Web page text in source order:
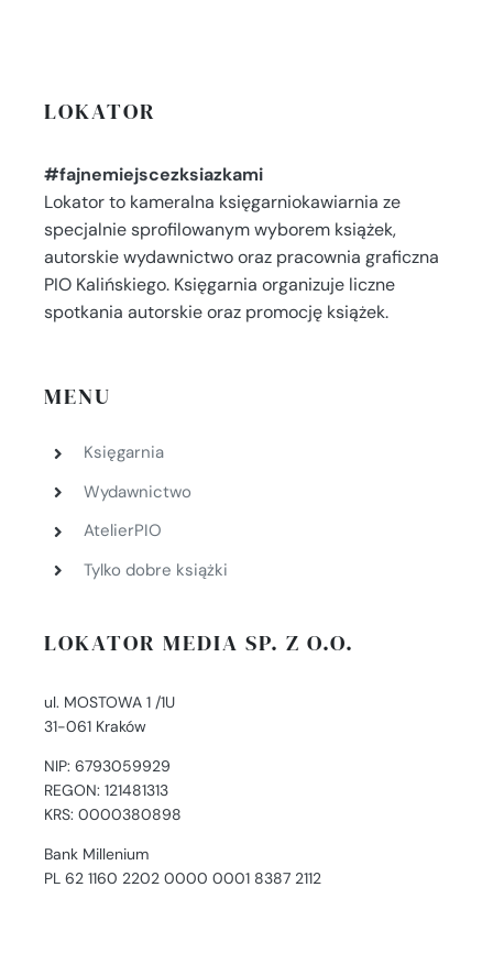
LOKATOR
#fajnemiejscezksiazkami
Lokator to kameralna księgarniokawiarnia ze
specjalnie sprofilowanym wyborem książek,
autorskie wydawnictwo oraz pracownia graficzna
PIO Kalińskiego. Księgarnia organizuje liczne
spotkania autorskie oraz promocję książek.
MENU
Księgarnia
Wydawnictwo
AtelierPIO
Tylko dobre książki
LOKATOR MEDIA SP. Z O.O.
ul. MOSTOWA 1 /1U
31-061 Kraków
NIP: 6793059929
REGON: 121481313
KRS: 0000380898
Bank Millenium
PL 62 1160 2202 0000 0001 8387 2112